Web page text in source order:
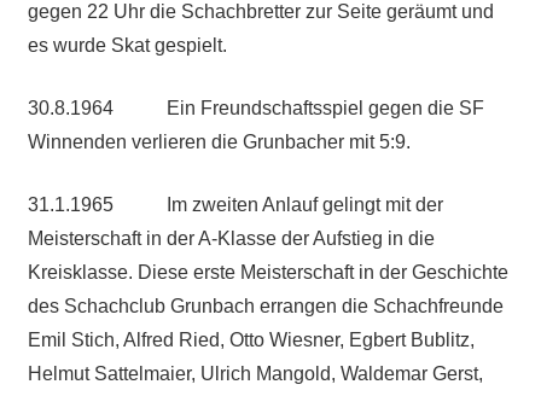
gegen 22 Uhr die Schachbretter zur Seite geräumt und
es wurde Skat gespielt.
30.8.1964 Ein Freundschaftsspiel gegen die SF
Winnenden verlieren die Grunbacher mit 5:9.
31.1.1965 Im zweiten Anlauf gelingt mit der
Meisterschaft in der A-Klasse der Aufstieg in die
Kreisklasse. Diese erste Meisterschaft in der Geschichte
des Schachclub Grunbach errangen die Schachfreunde
Emil Stich, Alfred Ried, Otto Wiesner, Egbert Bublitz,
Helmut Sattelmaier, Ulrich Mangold, Waldemar Gerst,